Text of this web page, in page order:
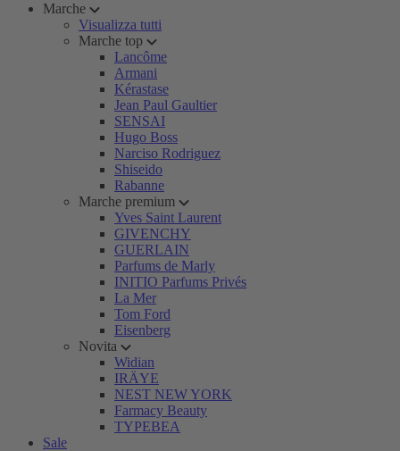
Marche
Visualizza tutti
Marche top
Lancôme
Armani
Kérastase
Jean Paul Gaultier
SENSAI
Hugo Boss
Narciso Rodriguez
Shiseido
Rabanne
Marche premium
Yves Saint Laurent
GIVENCHY
GUERLAIN
Parfums de Marly
INITIO Parfums Privés
La Mer
Tom Ford
Eisenberg
Novita
Widian
IRÄYE
NEST NEW YORK
Farmacy Beauty
TYPEBEA
Sale